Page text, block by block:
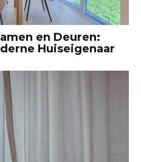
en Deuren:
Huiseigenaar